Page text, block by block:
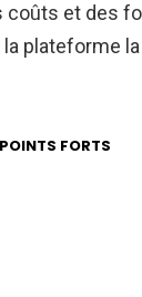
coûts et des
plateforme
POINTS FORTS